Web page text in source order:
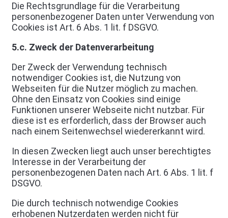
Die Rechtsgrundlage für die Verarbeitung
personenbezogener Daten unter Verwendung von
Cookies ist Art. 6 Abs. 1 lit. f DSGVO.
5.c. Zweck der Datenverarbeitung
Der Zweck der Verwendung technisch
notwendiger Cookies ist, die Nutzung von
Webseiten für die Nutzer möglich zu machen.
Ohne den Einsatz von Cookies sind einige
Funktionen unserer Webseite nicht nutzbar. Für
diese ist es erforderlich, dass der Browser auch
nach einem Seitenwechsel wiedererkannt wird.
In diesen Zwecken liegt auch unser berechtigtes
Interesse in der Verarbeitung der
personenbezogenen Daten nach Art. 6 Abs. 1 lit. f
DSGVO.
Die durch technisch notwendige Cookies
erhobenen Nutzerdaten werden nicht für